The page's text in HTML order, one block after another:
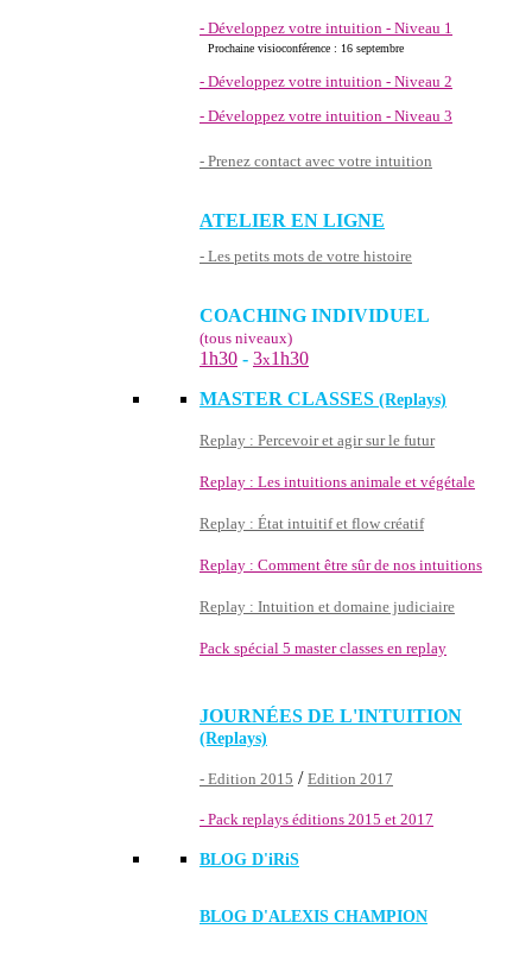
- Développez votre intuition - Niveau 1
Prochaine visioconférence : 16 septembre
- Développez votre intuition - Niveau 2
- Développez votre intuition - Niveau 3
- Prenez contact avec votre intuition
ATELIER EN LIGNE
- Les petits mots de votre histoire
COACHING INDIVIDUEL
(tous niveaux)
1h30 - 3x1h30
MASTER CLASSES (Replays)
Replay : Percevoir et agir sur le futur
Replay : Les intuitions animale et végétale
Replay : État intuitif et flow créatif
Replay : Comment être sûr de nos intuitions
Replay : Intuition et domaine judiciaire
Pack spécial 5 master classes en replay
JOURNÉES DE L'INTUITION
(Replays)
- Edition 2015 / Edition 2017
- Pack replays éditions 2015 et 2017
BLOG D'iRiS
BLOG D'ALEXIS CHAMPION